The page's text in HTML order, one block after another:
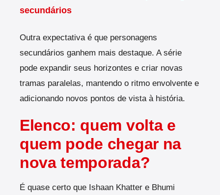
secundários
Outra expectativa é que personagens
secundários ganhem mais destaque. A série
pode expandir seus horizontes e criar novas
tramas paralelas, mantendo o ritmo envolvente e
adicionando novos pontos de vista à história.
Elenco: quem volta e
quem pode chegar na
nova temporada?
É quase certo que Ishaan Khatter e Bhumi